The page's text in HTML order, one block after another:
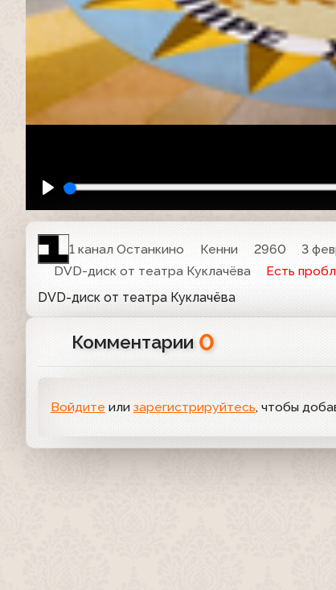
1 канал Останкино Кенни 2960 3
DVD-диск от театра Куклачёва
Есть
DVD-диск от театра Куклачёва
Комментарии 0
Войдите или зарегистрируйтесь, чтобы